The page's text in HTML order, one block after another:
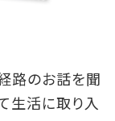
路のお話を聞
生活に取り入